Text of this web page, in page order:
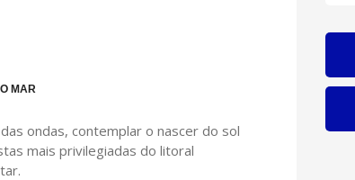
MAR
ondas, contemplar o nascer do sol
mais privilegiadas do litoral